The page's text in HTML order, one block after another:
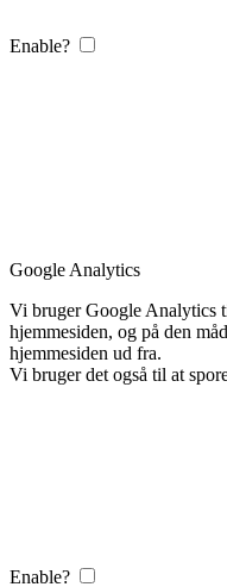
Enable?
Google Analytics
Vi bruger Google Analytics
hjemmesiden, og på den
hjemmesiden ud fra.
Vi bruger det også til at
Enable?